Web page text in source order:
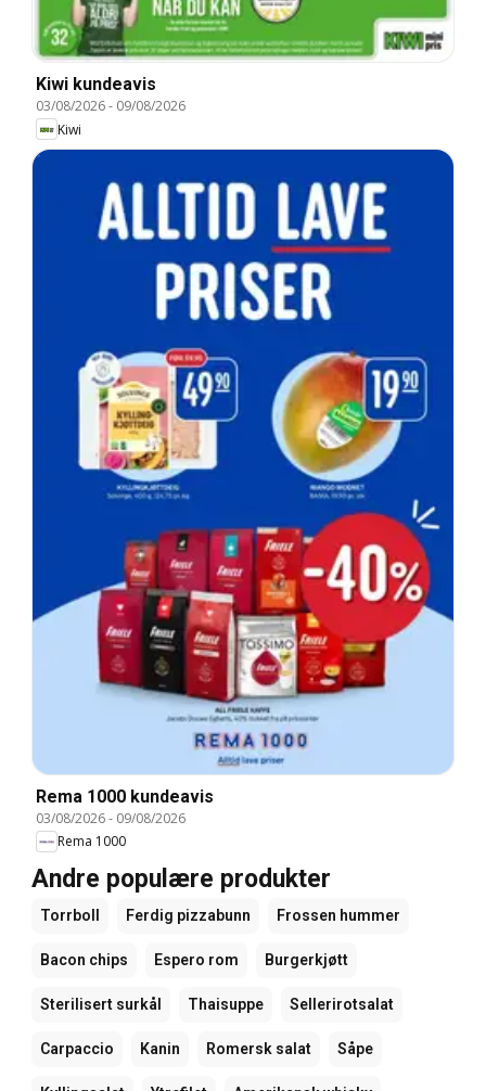
Kiwi kundeavis
03/08/2026- 09/08/2026
Kiwi
Rema 1000 kundeavis
03/08/2026- 09/08/2026
Rema 1000
Andre populære produkter
Torrboll Ferdig pizzabunn Frossen hummer
Bacon chips Espero rom Burgerkjøtt
Sterilisert surkål Thaisuppe Sellerirotsalat
Carpaccio Kanin Romersk salat Såpe